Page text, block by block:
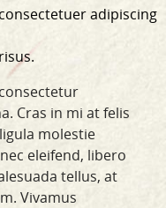
adipiscing
Cras in mi at felis
molestie
eleifend, libero
tellus, at
Vivamus